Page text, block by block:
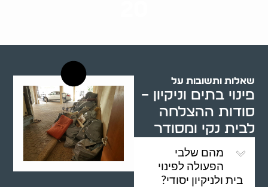
שאלות ותשובות על
פינוי בתים וניקיון –
סודות ההצלחה
לבית נקי ומסודר
מהם שלבי
הפעולה לפינוי
בית ולניקיון יסודי?